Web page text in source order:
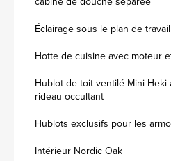
Éclairage sous le plan de
Hotte de cuisine avec moteur
Hublot de toit ventilé Mini
rideau occultant
Hublots exclusifs pour les
Intérieur Nordic Oak